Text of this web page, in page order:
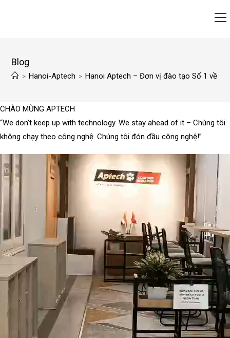
Blog
> Hanoi-Aptech > Hanoi Aptech – Đơn vị đào tạo Số 1 về
CHÀO MỪNG APTECH
“We don’t keep up with technology. We stay ahead of it – Chúng tôi
không chạy theo công nghệ. Chúng tôi đón đầu công nghệ!”